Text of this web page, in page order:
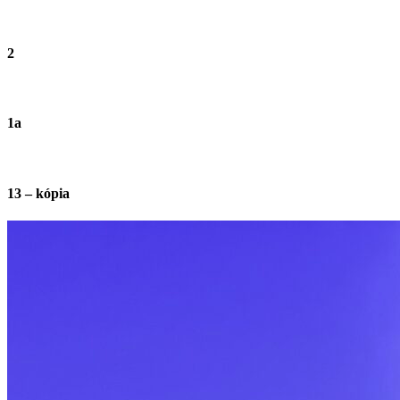
2
1a
13 – kópia